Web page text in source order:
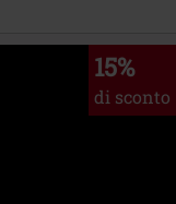
15%
di sconto